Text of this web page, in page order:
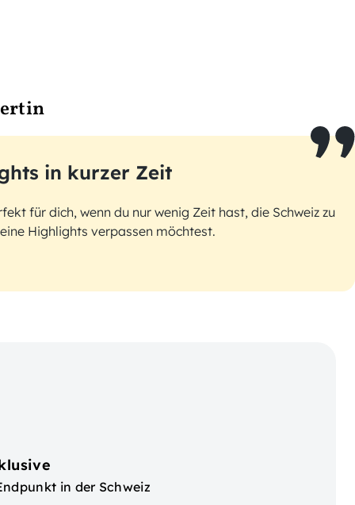
in kurzer Zeit
für dich, wenn du nur wenig Zeit hast, die Schweiz zu
Highlights verpassen möchtest.
in der Schweiz